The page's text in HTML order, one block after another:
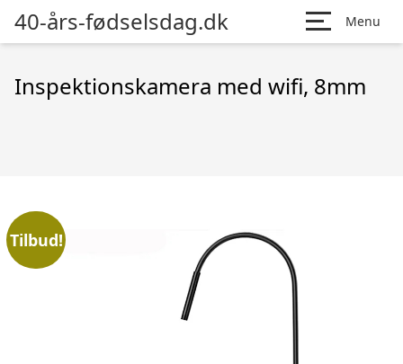
40-års-fødselsdag.dk Menu
Inspektionskamera med wifi, 8mm
Tilbud!